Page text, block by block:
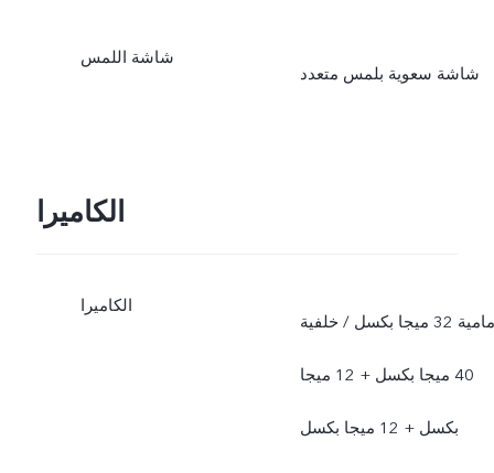
شاشة اللمس
شاشة سعوية بلمس متعدد
الكاميرا
الكاميرا
أمامية 32 ميجا بكسل / خلفية
40 ميجا بكسل + 12 ميجا
بكسل + 12 ميجا بكسل